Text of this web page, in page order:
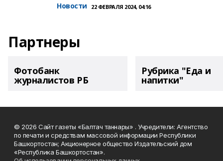
Новости 22 ФЕВРАЛЯ 2024, 04:16
Партнеры
Фотобанк
журналистов РБ
Рубрика "Еда и
напитки"
© 2026 Сайт газеты «Балтач таннары» . Учредители: Агентство
по печати и средствам массовой информации Республики
Башкортостан; Акционерное общество Издательский дом
«Республика Башкортостан».